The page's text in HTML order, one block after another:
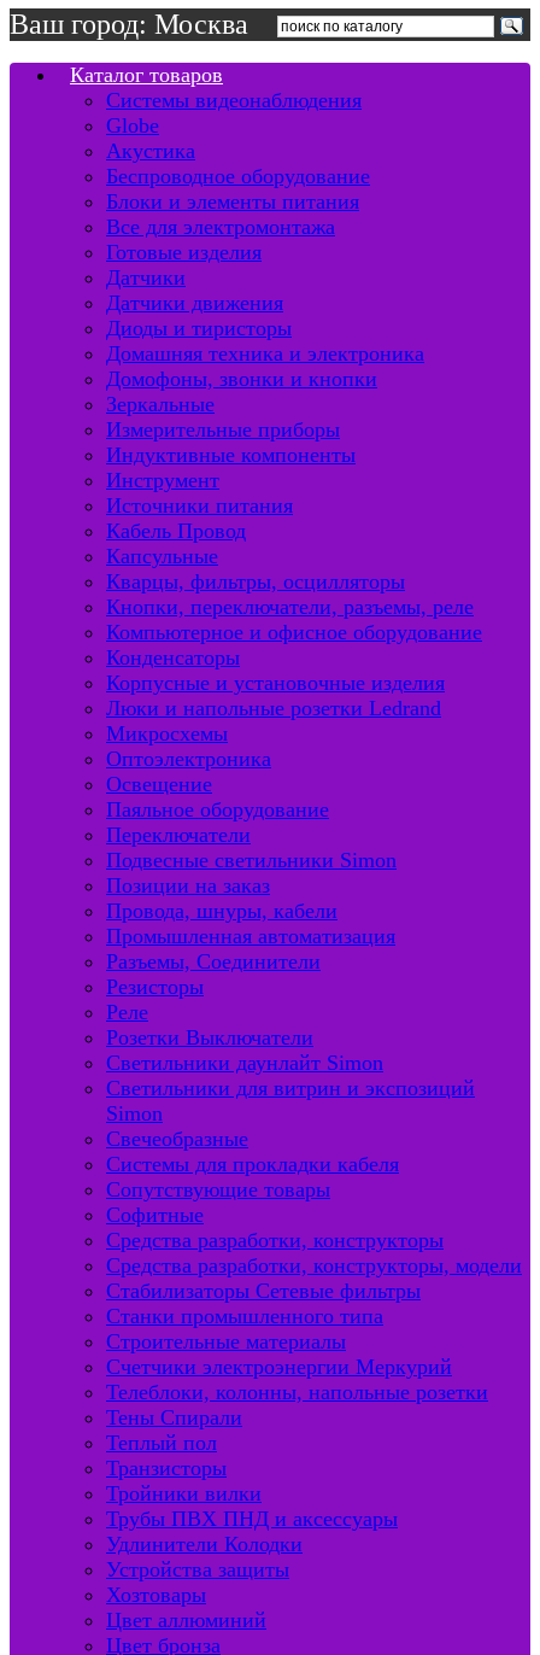
Ваш город: Москва
Каталог товаров
Системы видеонаблюдения
Globe
Акустика
Беспроводное оборудование
Блоки и элементы питания
Все для электромонтажа
Готовые изделия
Датчики
Датчики движения
Диоды и тиристоры
Домашняя техника и электроника
Домофоны, звонки и кнопки
Зеркальные
Измерительные приборы
Индуктивные компоненты
Инструмент
Источники питания
Кабель Провод
Капсульные
Кварцы, фильтры, осцилляторы
Кнопки, переключатели, разъемы, реле
Компьютерное и офисное оборудование
Конденсаторы
Корпусные и установочные изделия
Люки и напольные розетки Ledrand
Микросхемы
Оптоэлектроника
Освещение
Паяльное оборудование
Переключатели
Подвесные светильники Simon
Позиции на заказ
Провода, шнуры, кабели
Промышленная автоматизация
Разъемы, Соединители
Резисторы
Реле
Розетки Выключатели
Светильники даунлайт Simon
Светильники для витрин и экспозиций
Simon
Свечеобразные
Системы для прокладки кабеля
Сопутствующие товары
Софитные
Средства разработки, конструкторы
Средства разработки, конструкторы, модели
Стабилизаторы Сетевые фильтры
Станки промышленного типа
Строительные материалы
Счетчики электроэнергии Меркурий
Телеблоки, колонны, напольные розетки
Тены Спирали
Теплый пол
Транзисторы
Тройники вилки
Трубы ПВХ ПНД и аксессуары
Удлинители Колодки
Устройства защиты
Хозтовары
Цвет аллюминий
Цвет бронза